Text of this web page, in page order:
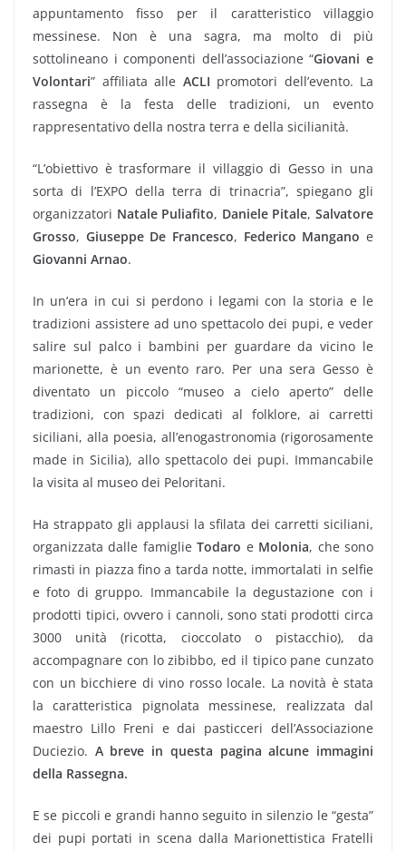
appuntamento fisso per il caratteristico villaggio
messinese. Non è una sagra, ma molto di più
sottolineano i componenti dell’associazione “Giovani e
Volontari” affiliata alle ACLI promotori dell’evento. La
rassegna è la festa delle tradizioni, un evento
rappresentativo della nostra terra e della sicilianità.
“L’obiettivo è trasformare il villaggio di Gesso in una
sorta di l’EXPO della terra di trinacria”, spiegano gli
organizzatori Natale Puliafito, Daniele Pitale,Salvatore
Grosso, Giuseppe De Francesco, Federico Mangano e
Giovanni Arnao.
In un’era in cui si perdono i legami con la storia e le
tradizioni assistere ad uno spettacolo dei pupi, e veder
salire sul palco i bambini per guardare da vicino le
marionette, è un evento raro. Per una sera Gesso è
diventato un piccolo “museo a cielo aperto” delle
tradizioni, con spazi dedicati al folklore, ai carretti
siciliani, alla poesia, all’enogastronomia (rigorosamente
made in Sicilia), allo spettacolo dei pupi. Immancabile
la visita al museo dei Peloritani.
Ha strappato gli applausi la sfilata dei carretti siciliani,
organizzata dalle famiglieTodaro e Molonia, che sono
rimasti in piazza fino a tarda notte, immortalati in selfie
e foto di gruppo. Immancabile la degustazione con i
prodotti tipici, ovvero i cannoli, sono stati prodotti circa
3000 unità (ricotta, cioccolato o pistacchio), da
accompagnare con lo zibibbo, ed il tipico pane cunzato
con un bicchiere di vino rosso locale. La novità è stata
la caratteristica pignolata messinese, realizzata dal
maestro Lillo Freni e dai pasticceri dell’Associazione
Duciezio. A breve in questa pagina alcune immagini
della Rassegna.
E se piccoli e grandi hanno seguito in silenzio le “gesta”
dei pupi portati in scena dalla Marionettistica Fratelli